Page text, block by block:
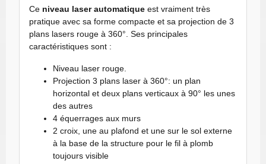
Ce niveau laser automatique est vraiment très
pratique avec sa forme compacte et sa projection de 3
plans lasers rouge à 360°. Ses principales
caractéristiques sont :
Niveau laser rouge.
Projection 3 plans laser à 360°: un plan
horizontal et deux plans verticaux à 90° les unes
des autres
4 équerrages aux murs
2 croix, une au plafond et une sur le sol externe
à la base de la structure pour le fil à plomb
toujours visible